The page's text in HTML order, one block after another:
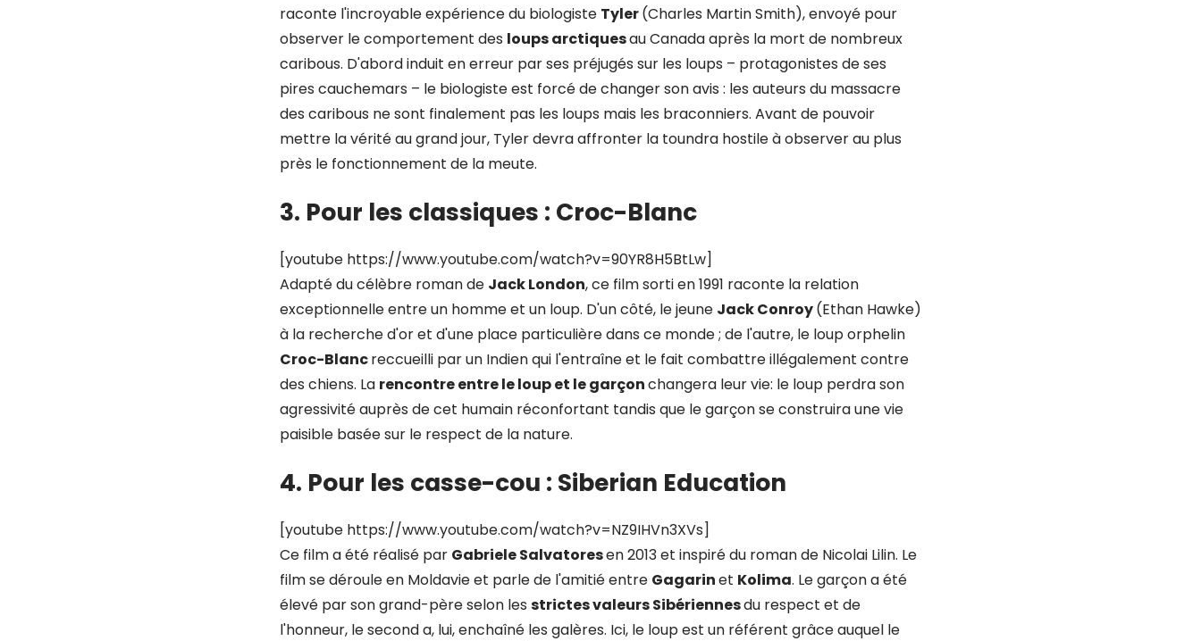
raconte l'incroyable expérience du biologiste Tyler(Charles Martin Smith), envoyé pour
observer le comportement des loups arctiquesau Canada après la mort de nombreux
caribous. D'abord induit en erreur par ses préjugés sur les loups – protagonistes de ses
pires cauchemars – le biologiste est forcé de changer son avis : les auteurs du massacre
des caribous ne sont finalement pas les loups mais les braconniers. Avant de pouvoir
mettre la vérité au grand jour, Tyler devra affronter la toundra hostile à observer au plus
près le fonctionnement de la meute.
3. Pour les classiques : Croc-Blanc
[youtube https://www.youtube.com/watch?v=90YR8H5BtLw]
Adapté du célèbre roman de Jack London, ce film sorti en 1991 raconte la relation
exceptionnelle entre un homme et un loup. D'un côté, le jeune Jack Conroy(Ethan Hawke)
à la recherche d'or et d'une place particulière dans ce monde ; de l'autre, le loup orphelin
Croc-Blancreccueilli par un Indien qui l'entraîne et le fait combattre illégalement contre
des chiens. La rencontre entre le loup et le garçonchangera leur vie: le loup perdra son
agressivité auprès de cet humain réconfortant tandis que le garçon se construira une vie
paisible basée sur le respect de la nature.
4. Pour les casse-cou : Siberian Education
[youtube https://www.youtube.com/watch?v=NZ9IHVn3XVs]
Ce film a été réalisé par Gabriele Salvatoresen 2013 et inspiré du roman de Nicolai Lilin. Le
film se déroule en Moldavie et parle de l'amitié entre Gagarinet Kolima. Le garçon a été
élevé par son grand-père selon les strictes valeurs Sibériennesdu respect et de
l'honneur, le second a, lui, enchaîné les galères. Ici, le loup est un référent grâce auquel le